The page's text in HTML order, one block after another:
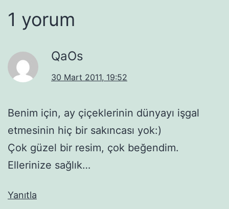
1 yorum
QaOs
30 Mart 2011, 19:52
Benim için, ay çiçeklerinin dünyayı işgal
etmesinin hiç bir sakıncası yok:)
Çok güzel bir resim, çok beğendim.
Ellerinize sağlık…
Yanıtla